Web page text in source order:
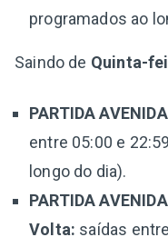
programados ao
Saindo de Quinta-
PARTIDA
entre 05:00 e
longo do dia).
PARTIDA
Volta: saídas